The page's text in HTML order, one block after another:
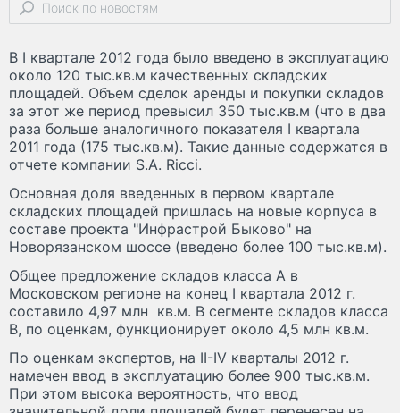
В I квартале 2012 года было введено в эксплуатацию
около 120 тыс.кв.м качественных складских
площадей. Объем сделок аренды и покупки складов
за этот же период превысил 350 тыс.кв.м (что в два
раза больше аналогичного показателя I квартала
2011 года (175 тыс.кв.м). Такие данные содержатся в
отчете компании S.A. Ricci.
Основная доля введенных в первом квартале
складских площадей пришлась на новые корпуса в
составе проекта "Инфрастрой Быково" на
Новорязанском шоссе (введено более 100 тыс.кв.м).
Общее предложение складов класса А в
Московском регионе на конец I квартала 2012 г.
составило 4,97 млн кв.м. В сегменте складов класса
В, по оценкам, функционирует около 4,5 млн кв.м.
По оценкам экспертов, на II-IV кварталы 2012 г.
намечен ввод в эксплуатацию более 900 тыс.кв.м.
При этом высока вероятность, что ввод